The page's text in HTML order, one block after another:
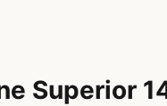
Superior